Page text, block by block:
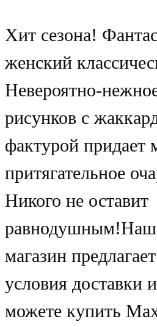
Хит сезона!
женский
Невероятно-
рисунков с
фактурой придает
притягательное
Никого не оставит
равнодушным!Наш
магазин
условия доставки
можете купить